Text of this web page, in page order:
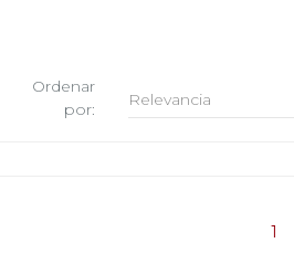
Ordenar
por:
Relevancia
1